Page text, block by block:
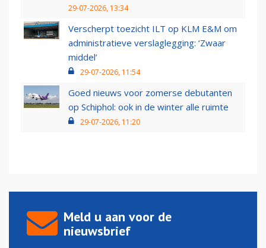
29-07-2026, 13:34
Verscherpt toezicht ILT op KLM E&M om
administratieve verslaglegging: ‘Zwaar
middel’
29-07-2026, 11:54
Goed nieuws voor zomerse debutanten
op Schiphol: ook in de winter alle ruimte
29-07-2026, 11:20
Meld u aan voor de
nieuwsbrief